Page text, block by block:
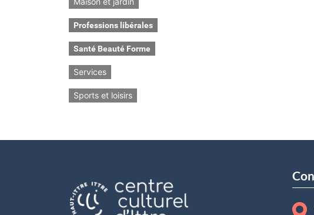
Professions libérales
Santé Beauté Forme
Services
Sports et loisirs